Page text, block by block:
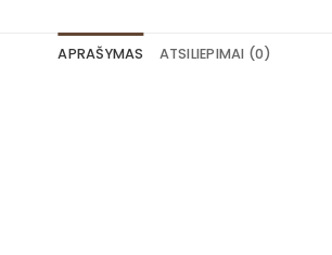
APRAŠYMAS ATSILIEPIMAI (0)